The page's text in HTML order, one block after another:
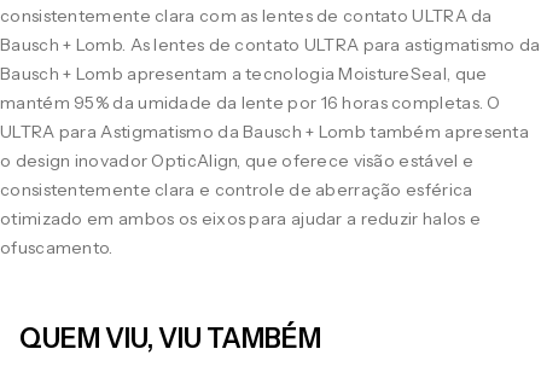
consistentemente clara com as lentes de contato ULTRA da
Bausch + Lomb. As lentes de contato ULTRA para astigmatismo da
Bausch + Lomb apresentam a tecnologia MoistureSeal, que
mantém 95% da umidade da lente por 16 horas completas. O
ULTRA para Astigmatismo da Bausch + Lomb também apresenta
o design inovador OpticAlign, que oferece visão estável e
consistentemente clara e controle de aberração esférica
otimizado em ambos os eixos para ajudar a reduzir halos e
ofuscamento.
QUEM VIU, VIU TAMBÉM